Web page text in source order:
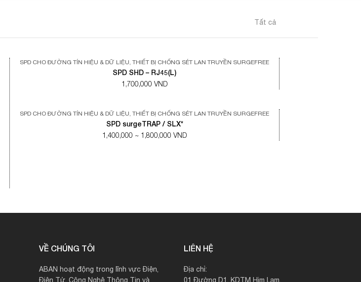
Tất cả
SPD CHO ĐƯỜNG TÍN HIỆU & DỮ LIỆU, THIẾT BỊ CHỐNG SÉT LAN TRUYỀN SURGEFREE
SPD SHD – RJ45(L)
1,700,000 VND
SPD CHO ĐƯỜNG TÍN HIỆU & DỮ LIỆU, THIẾT BỊ CHỐNG SÉT LAN TRUYỀN SURGEFREE
SPD surgeTRAP / SLX*
1,400,000 ~ 1,800,000 VND
VỀ CHÚNG TÔI
ABAN hoạt động trong lĩnh vực Điện,
LIÊN HỆ
Địa chỉ: